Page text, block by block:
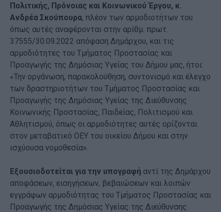
Πολιτικής, Πρόνοιας και Κοινωνικού Έργου, κ.
Ανδρέα Σκούπουρα, πλέον των αρμοδιοτήτων του
όπως αυτές αναφέρονται στην αρίθμ. πρωτ.
37555/30.09.2022 απόφαση Δημάρχου, και τις
αρμοδιότητες του Τμήματος Προστασίας και
Προαγωγής της Δημόσιας Υγείας του Δήμου μας, ήτοι:
«Την οργάνωση, παρακολούθηση, συντονισμό και έλεγχο
των δραστηριοτήτων του Τμήματος Προστασίας και
Προαγωγής της Δημόσιας Υγείας της Διεύθυνσης
Κοινωνικής Προστασίας, Παιδείας, Πολιτισμού και
Αθλητισμού, όπως οι αρμοδιότητες αυτές ορίζονται
στον μεταβατικό ΟΕΥ του οικείου Δήμου και στην
ισχύουσα νομοθεσία».
Εξουσιοδοτείται για την υπογραφή αντί της Δημάρχου
αποφάσεων, εισηγήσεων, βεβαιώσεων και λοιπών
εγγράφων αρμοδιότητας του Τμήματος Προστασίας και
Προαγωγής της Δημόσιας Υγείας της Διεύθυνσης